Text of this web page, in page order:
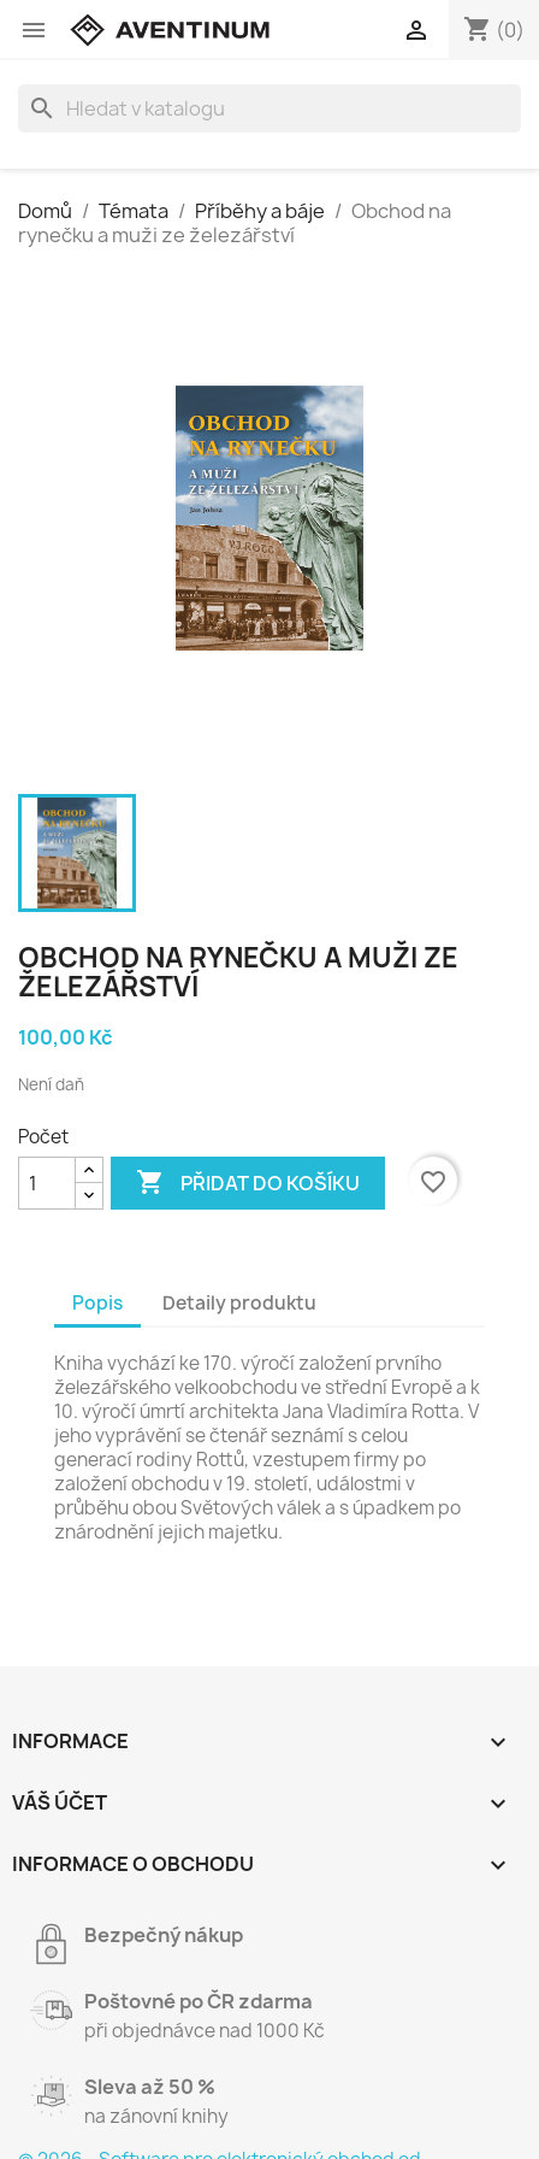
 shopping_cart (0)

search
Domů Témata Příběhy a báje
Obchod na
rynečku a muži ze železářství
OBCHOD NA RYNEČKU A MUŽI ZE
ŽELEZÁŘSTVÍ
100,00 Kč
Není daň
Počet
 PŘIDAT DO KOŠÍKU favorite_border
Popis Detaily produktu
Kniha vychází ke 170. výročí založení prvního
železářského velkoobchodu ve střední Evropě a k
10. výročí úmrtí architekta Jana Vladimíra Rotta. V
jeho vyprávění se čtenář seznámí s celou
generací rodiny Rottů, vzestupem firmy po
založení obchodu v 19. století, událostmi v
průběhu obou Světových válek a s úpadkem po
znárodnění jejich majetku.
INFORMACE 
VÁŠ ÚČET 
INFORMACE O OBCHODU keyboard_arrow_down
Bezpečný nákup
Poštovné po ČR zdarma
při objednávce nad 1000 Kč
Sleva až 50 %
na zánovní knihy